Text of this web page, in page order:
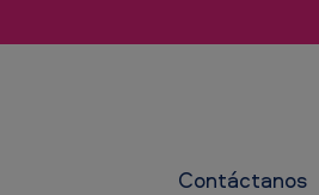
Contáctanos